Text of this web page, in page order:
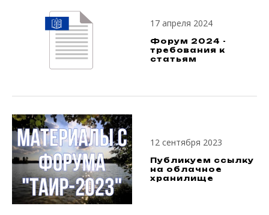
17 апреля 2024
Форум 2024 -
требования к
статьям
12 сентября 2023
Публикуем ссылку
на облачное
хранилище